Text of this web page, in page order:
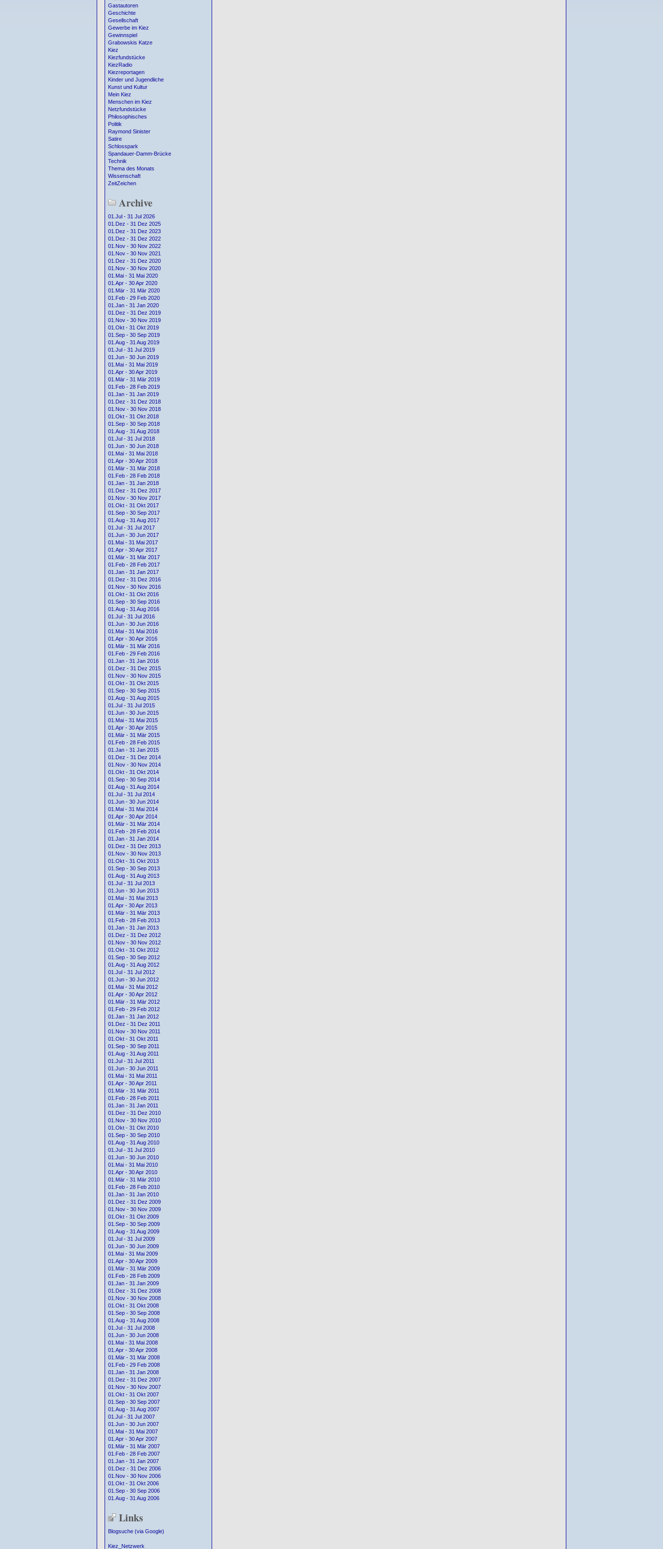
Gastautoren
Geschichte
Gesellschaft
Gewerbe im Kiez
Gewinnspiel
Grabowskis Katze
Kiez
Kiezfundstücke
KiezRadio
Kiezreportagen
Kinder und Jugendliche
Kunst und Kultur
Mein Kiez
Menschen im Kiez
Netzfundstücke
Philosophisches
Politik
Raymond Sinister
Satire
Schlosspark
Spandauer-Damm-Brücke
Technik
Thema des Monats
Wissenschaft
ZeitZeichen
Archive
01.Jul - 31 Jul 2026
01.Dez - 31 Dez 2025
01.Dez - 31 Dez 2023
01.Dez - 31 Dez 2022
01.Nov - 30 Nov 2022
01.Nov - 30 Nov 2021
01.Dez - 31 Dez 2020
01.Nov - 30 Nov 2020
01.Mai - 31 Mai 2020
01.Apr - 30 Apr 2020
01.Mär - 31 Mär 2020
01.Feb - 29 Feb 2020
01.Jan - 31 Jan 2020
01.Dez - 31 Dez 2019
01.Nov - 30 Nov 2019
01.Okt - 31 Okt 2019
01.Sep - 30 Sep 2019
01.Aug - 31 Aug 2019
01.Jul - 31 Jul 2019
01.Jun - 30 Jun 2019
01.Mai - 31 Mai 2019
01.Apr - 30 Apr 2019
01.Mär - 31 Mär 2019
01.Feb - 28 Feb 2019
01.Jan - 31 Jan 2019
01.Dez - 31 Dez 2018
01.Nov - 30 Nov 2018
01.Okt - 31 Okt 2018
01.Sep - 30 Sep 2018
01.Aug - 31 Aug 2018
01.Jul - 31 Jul 2018
01.Jun - 30 Jun 2018
01.Mai - 31 Mai 2018
01.Apr - 30 Apr 2018
01.Mär - 31 Mär 2018
01.Feb - 28 Feb 2018
01.Jan - 31 Jan 2018
01.Dez - 31 Dez 2017
01.Nov - 30 Nov 2017
01.Okt - 31 Okt 2017
01.Sep - 30 Sep 2017
01.Aug - 31 Aug 2017
01.Jul - 31 Jul 2017
01.Jun - 30 Jun 2017
01.Mai - 31 Mai 2017
01.Apr - 30 Apr 2017
01.Mär - 31 Mär 2017
01.Feb - 28 Feb 2017
01.Jan - 31 Jan 2017
01.Dez - 31 Dez 2016
01.Nov - 30 Nov 2016
01.Okt - 31 Okt 2016
01.Sep - 30 Sep 2016
01.Aug - 31 Aug 2016
01.Jul - 31 Jul 2016
01.Jun - 30 Jun 2016
01.Mai - 31 Mai 2016
01.Apr - 30 Apr 2016
01.Mär - 31 Mär 2016
01.Feb - 29 Feb 2016
01.Jan - 31 Jan 2016
01.Dez - 31 Dez 2015
01.Nov - 30 Nov 2015
01.Okt - 31 Okt 2015
01.Sep - 30 Sep 2015
01.Aug - 31 Aug 2015
01.Jul - 31 Jul 2015
01.Jun - 30 Jun 2015
01.Mai - 31 Mai 2015
01.Apr - 30 Apr 2015
01.Mär - 31 Mär 2015
01.Feb - 28 Feb 2015
01.Jan - 31 Jan 2015
01.Dez - 31 Dez 2014
01.Nov - 30 Nov 2014
01.Okt - 31 Okt 2014
01.Sep - 30 Sep 2014
01.Aug - 31 Aug 2014
01.Jul - 31 Jul 2014
01.Jun - 30 Jun 2014
01.Mai - 31 Mai 2014
01.Apr - 30 Apr 2014
01.Mär - 31 Mär 2014
01.Feb - 28 Feb 2014
01.Jan - 31 Jan 2014
01.Dez - 31 Dez 2013
01.Nov - 30 Nov 2013
01.Okt - 31 Okt 2013
01.Sep - 30 Sep 2013
01.Aug - 31 Aug 2013
01.Jul - 31 Jul 2013
01.Jun - 30 Jun 2013
01.Mai - 31 Mai 2013
01.Apr - 30 Apr 2013
01.Mär - 31 Mär 2013
01.Feb - 28 Feb 2013
01.Jan - 31 Jan 2013
01.Dez - 31 Dez 2012
01.Nov - 30 Nov 2012
01.Okt - 31 Okt 2012
01.Sep - 30 Sep 2012
01.Aug - 31 Aug 2012
01.Jul - 31 Jul 2012
01.Jun - 30 Jun 2012
01.Mai - 31 Mai 2012
01.Apr - 30 Apr 2012
01.Mär - 31 Mär 2012
01.Feb - 29 Feb 2012
01.Jan - 31 Jan 2012
01.Dez - 31 Dez 2011
01.Nov - 30 Nov 2011
01.Okt - 31 Okt 2011
01.Sep - 30 Sep 2011
01.Aug - 31 Aug 2011
01.Jul - 31 Jul 2011
01.Jun - 30 Jun 2011
01.Mai - 31 Mai 2011
01.Apr - 30 Apr 2011
01.Mär - 31 Mär 2011
01.Feb - 28 Feb 2011
01.Jan - 31 Jan 2011
01.Dez - 31 Dez 2010
01.Nov - 30 Nov 2010
01.Okt - 31 Okt 2010
01.Sep - 30 Sep 2010
01.Aug - 31 Aug 2010
01.Jul - 31 Jul 2010
01.Jun - 30 Jun 2010
01.Mai - 31 Mai 2010
01.Apr - 30 Apr 2010
01.Mär - 31 Mär 2010
01.Feb - 28 Feb 2010
01.Jan - 31 Jan 2010
01.Dez - 31 Dez 2009
01.Nov - 30 Nov 2009
01.Okt - 31 Okt 2009
01.Sep - 30 Sep 2009
01.Aug - 31 Aug 2009
01.Jul - 31 Jul 2009
01.Jun - 30 Jun 2009
01.Mai - 31 Mai 2009
01.Apr - 30 Apr 2009
01.Mär - 31 Mär 2009
01.Feb - 28 Feb 2009
01.Jan - 31 Jan 2009
01.Dez - 31 Dez 2008
01.Nov - 30 Nov 2008
01.Okt - 31 Okt 2008
01.Sep - 30 Sep 2008
01.Aug - 31 Aug 2008
01.Jul - 31 Jul 2008
01.Jun - 30 Jun 2008
01.Mai - 31 Mai 2008
01.Apr - 30 Apr 2008
01.Mär - 31 Mär 2008
01.Feb - 29 Feb 2008
01.Jan - 31 Jan 2008
01.Dez - 31 Dez 2007
01.Nov - 30 Nov 2007
01.Okt - 31 Okt 2007
01.Sep - 30 Sep 2007
01.Aug - 31 Aug 2007
01.Jul - 31 Jul 2007
01.Jun - 30 Jun 2007
01.Mai - 31 Mai 2007
01.Apr - 30 Apr 2007
01.Mär - 31 Mär 2007
01.Feb - 28 Feb 2007
01.Jan - 31 Jan 2007
01.Dez - 31 Dez 2006
01.Nov - 30 Nov 2006
01.Okt - 31 Okt 2006
01.Sep - 30 Sep 2006
01.Aug - 31 Aug 2006
Links
Blogsuche (via Google)
Kiez_Netzwerk